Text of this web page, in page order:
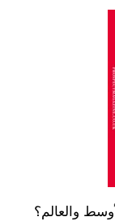
والعالم؟